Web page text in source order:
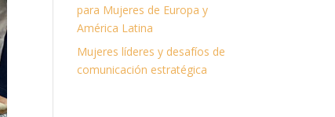
para Mujeres de Europa y
América Latina
Mujeres líderes y desafíos de
comunicación estratégica